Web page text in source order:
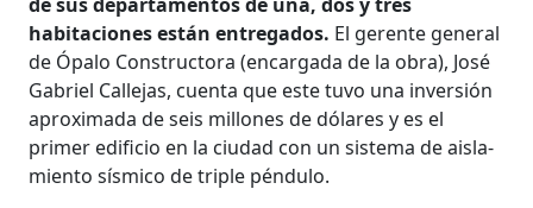
habitaciones están entregados. El gerente general
de Ópalo Constructora (encargada de la obra), José
Gabriel Callejas, cuenta que este tuvo una inversión
aproximada de seis millones de dólares y es el
primer edifi­cio en la ciudad con un sistema de aisla­
miento sísmico de triple péndulo.